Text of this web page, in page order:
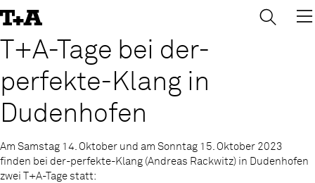
to
T+A-Tage bei der-
perfekte-Klang in
Dudenhofen
Am Samstag 14. Oktober und am Sonntag 15. Oktober 2023
finden bei der-perfekte-Klang (Andreas Rackwitz) in Dudenhofen
zwei T+A-Tage statt:
→ ×